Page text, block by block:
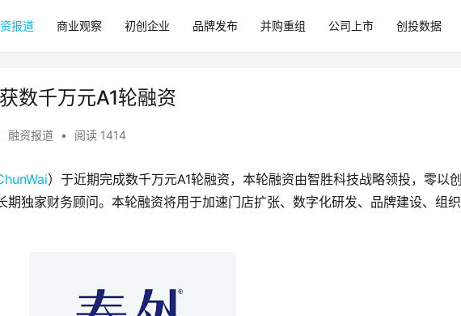
报道 商业观察 初创企业 品牌发布 并购重组 公司上市 创投数据
数千万元A1轮融资
融资报道 • 阅读 1414
）于近期完成数千万元A1轮融资，本轮融资由智胜科技战略领投，零以创
期独家财务顾问。本轮融资将用于加速门店扩张、数字化研发、品牌建设、组织